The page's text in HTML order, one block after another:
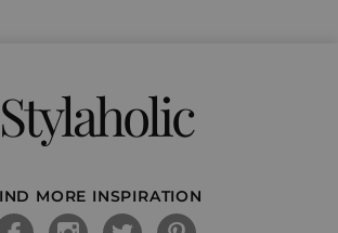
Stylaholic
MORE INSPIRATION